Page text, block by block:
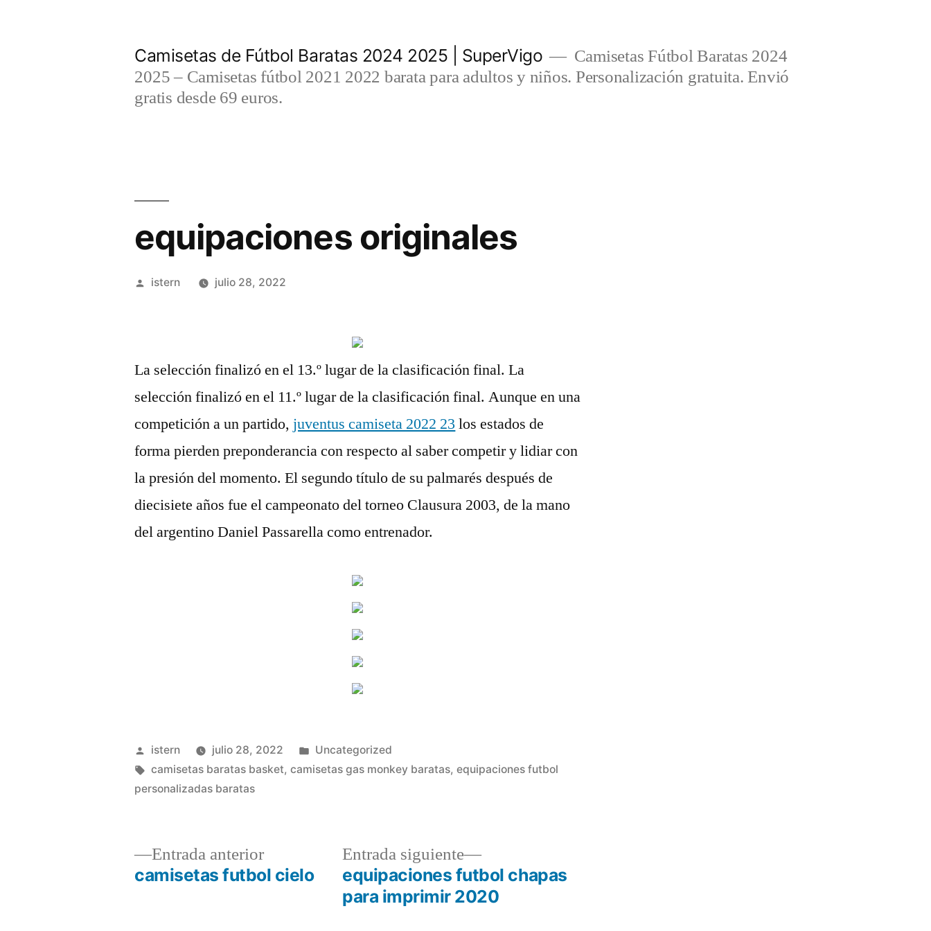
Camisetas de Fútbol Baratas 2024 2025 | SuperVigo
Camisetas Fútbol Baratas 2024
2025 – Camisetas fútbol 2021 2022 barata para adultos y niños. Personalización gratuita. Envió
gratis desde 69 euros.
equipaciones originales
Publicado
istern julio 28, 2022
La selección finalizó en el 13.º lugar de la clasificación final. La
selección finalizó en el 11.º lugar de la clasificación final. Aunque en una
competición a un partido,juventus camiseta 2022 23 los estados de
forma pierden preponderancia con respecto al saber competir y lidiar con
la presión del momento. El segundo título de su palmarés después de
diecisiete años fue el campeonato del torneo Clausura 2003, de la mano
del argentino Daniel Passarella como entrenador.
Publicado
por
istern julio 28, 2022
Publicado
en
Uncategorized
Etiquetas:
camisetas baratas basket,camisetas gas monkey baratas,equipaciones futbol
personalizadas baratas
Navegación
Entrada anteriorEntrada
anterior:
camisetas futbol cielo
Entrada siguiente
Entrada
siguiente:
equipaciones futbol chapas
para imprimir 2020